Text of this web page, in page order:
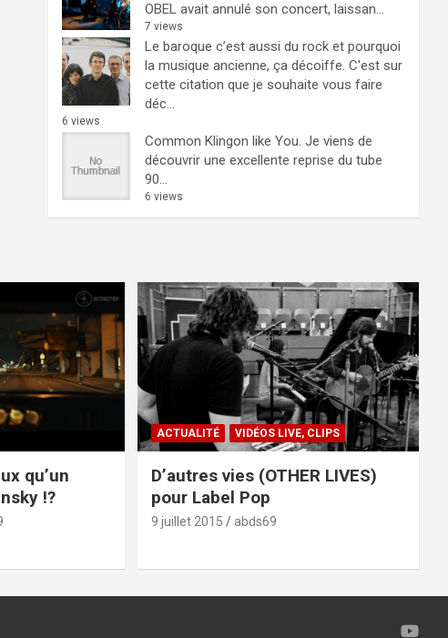
OBEL avait annulé son concert, laissan...
7 views
Le baroque c’est aussi du rock et pourquoi
la musique ancienne, ça décoiffe. C'est sur
cette citation que je souhaite vous faire
déc...
6 views
Common Klingon like You. Je viens de
découvrir une excellente reprise du tube
90...
6 views
qu’un
!?
ACTUALITÉ VIDÉOS LIVE, CLIPS
D’autres vies (OTHER LIVES)
pour Label Pop
9 juillet 2015 abds69